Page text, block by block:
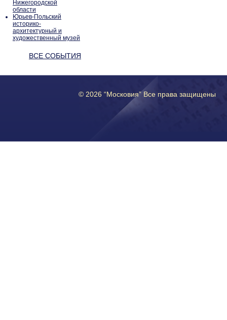
Нижегородской
области
Юрьев-Польский
историко-
архитектурный и
художественный музей
ВСЕ СОБЫТИЯ
© 2026 “Московия” Все права защищены